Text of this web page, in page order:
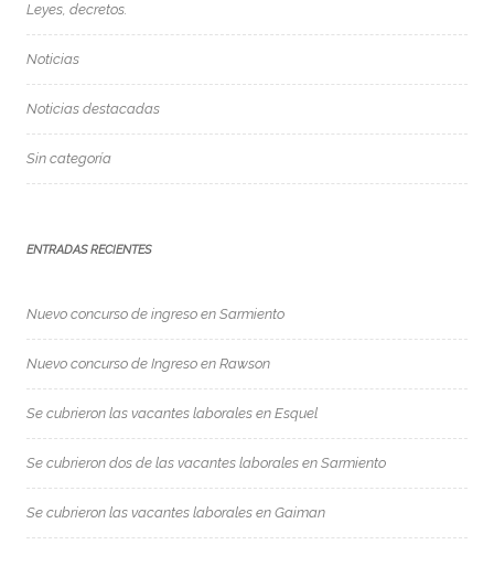
Leyes, decretos.
Noticias
Noticias destacadas
Sin categoría
ENTRADAS RECIENTES
Nuevo concurso de ingreso en Sarmiento
Nuevo concurso de Ingreso en Rawson
Se cubrieron las vacantes laborales en Esquel
Se cubrieron dos de las vacantes laborales en Sarmiento
Se cubrieron las vacantes laborales en Gaiman